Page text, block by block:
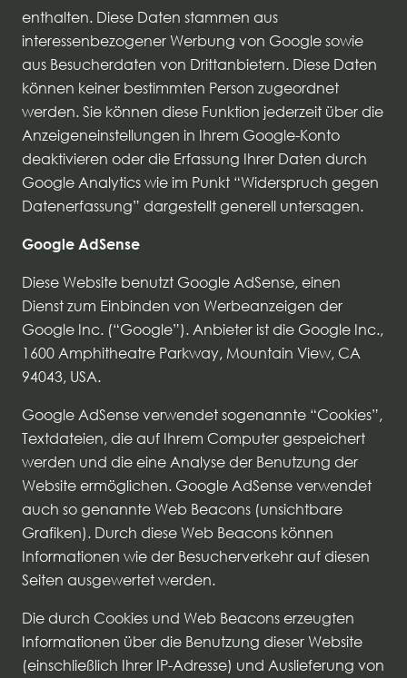
enthalten. Diese Daten stammen aus
interessenbezogener Werbung von Google sowie
aus Besucherdaten von Drittanbietern. Diese Daten
können keiner bestimmten Person zugeordnet
werden. Sie können diese Funktion jederzeit über die
Anzeigeneinstellungen in Ihrem Google-Konto
deaktivieren oder die Erfassung Ihrer Daten durch
Google Analytics wie im Punkt “Widerspruch gegen
Datenerfassung” dargestellt generell untersagen.
Google AdSense
Diese Website benutzt Google AdSense, einen
Dienst zum Einbinden von Werbeanzeigen der
Google Inc. (“Google”). Anbieter ist die Google Inc.,
1600 Amphitheatre Parkway, Mountain View, CA
94043, USA.
Google AdSense verwendet sogenannte “Cookies”,
Textdateien, die auf Ihrem Computer gespeichert
werden und die eine Analyse der Benutzung der
Website ermöglichen. Google AdSense verwendet
auch so genannte Web Beacons (unsichtbare
Grafiken). Durch diese Web Beacons können
Informationen wie der Besucherverkehr auf diesen
Seiten ausgewertet werden.
Die durch Cookies und Web Beacons erzeugten
Informationen über die Benutzung dieser Website
(einschließlich Ihrer IP-Adresse) und Auslieferung von